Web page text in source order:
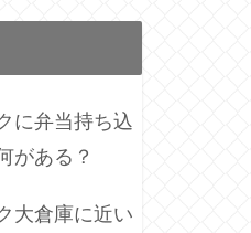
に弁当持ち込
がある？
大倉庫に近い